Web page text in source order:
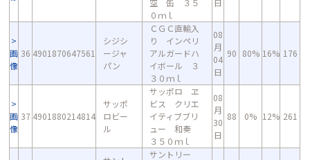
空 缶 ３５
０ｍｌ
日
画
像
36 4901870647561
シジシ
ージャ
パン
ＣＧＣ直輸入
り インペリ
アルガードハ
イボール ３
３０ｍｌ
08
月
04
日
90 80% 16% 176
画
像
37 4901880214814
サッポ
ロビー
ル
サッポロ ヱ
ビス クリエ
イティブブリ
ュー 和奏
３５０ｍｌ
08
月
30
日
88 0% 12% 261
サントリー